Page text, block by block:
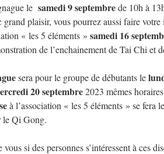
le samedi 9 septembrede 10h à
plaisir, vous pourrez aussi faire
« les 5 éléments » samedi 16
de l’enchainement de Tai Chi et
sera pour le groupe de débutants le
20 septembre2023 mêmes horaires
à l’association « les 5 éléments » se fera le
le Qi Gong.
si des personnes s’intéressent à ces